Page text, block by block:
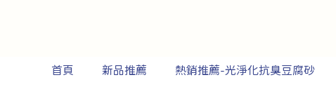
首頁 新品推薦 熱銷推薦-光淨化抗臭豆腐砂